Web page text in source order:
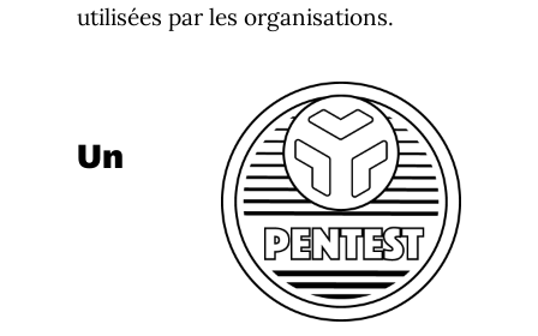
utilisées par les organisations.
Un